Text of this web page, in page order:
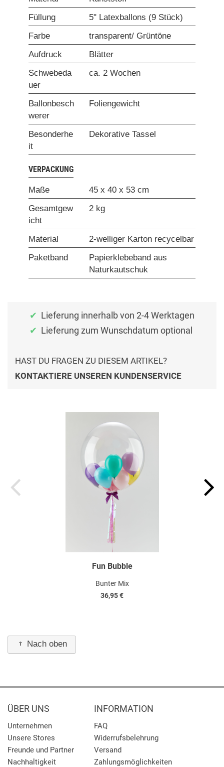
Füllung
5" Latexballons (9 Stück)
Farbe
transparent/ Grüntöne
Aufdruck
Blätter
Schwebeda
uer
ca. 2 Wochen
Ballonbesch
werer
Foliengewicht
Besonderhe
it
Dekorative Tassel
VERPACKUNG
Maße
45 x 40 x 53 cm
Gesamtgew
icht
2 kg
Material
2-welliger Karton recycelbar
Paketband
Papierklebeband aus
Naturkautschuk
Lieferung innerhalb von 2-4 Werktagen
Lieferung zum Wunschdatum optional
HAST DU FRAGEN ZU DIESEM ARTIKEL?
KONTAKTIERE UNSEREN KUNDENSERVICE
Fun Bubble
Bunter Mix
36,95 €
Nach oben
ÜBER UNS
Unternehmen
Unsere Stores
Freunde und Partner
Nachhaltigkeit
INFORMATION
FAQ
Widerrufsbelehrung
Versand
Zahlungsmöglichkeiten